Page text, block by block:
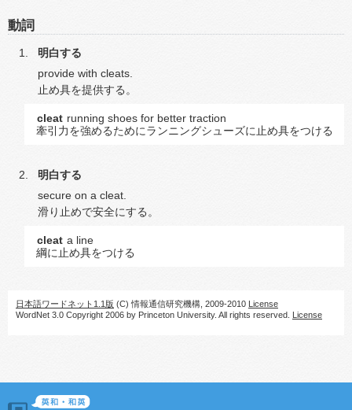
動詞
明白する
provide with cleats.
止め具を提供する。
cleat running shoes for better traction
牽引力を強めるためにランニングシューズに止め具をつける
明白する
secure on a cleat.
滑り止めで安全にする。
cleat a line
綱に止め具をつける
日本語ワードネット1.1版 (C) 情報通信研究機構, 2009-2010 License
WordNet 3.0 Copyright 2006 by Princeton University. All rights reserved. License